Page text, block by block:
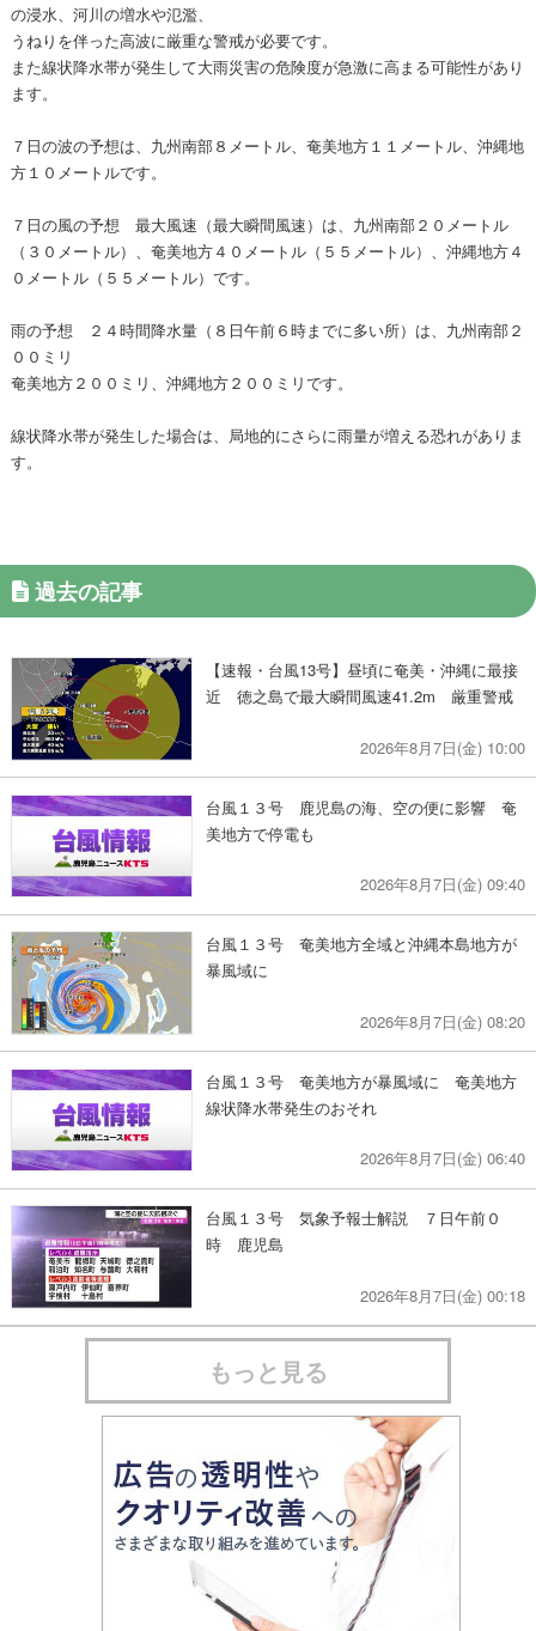
の浸水、河川の増水や氾濫、
うねりを伴った高波に厳重な警戒が必要です。
また線状降水帯が発生して大雨災害の危険度が急激に高まる可能性があり
ます。
７日の波の予想は、九州南部８メートル、奄美地方１１メートル、沖縄地
方１０メートルです。
７日の風の予想 最大風速（最大瞬間風速）は、九州南部２０メートル
（３０メートル）、奄美地方４０メートル（５５メートル）、沖縄地方４
０メートル（５５メートル）です。
雨の予想 ２４時間降水量（８日午前６時までに多い所）は、九州南部２
００ミリ
奄美地方２００ミリ、沖縄地方２００ミリです。
線状降水帯が発生した場合は、局地的にさらに雨量が増える恐れがありま
す。
過去の記事
【速報・台風13号】昼頃に奄美・沖縄に最接
近 徳之島で最大瞬間風速41.2m 厳重警戒
2026年8月7日(金) 10:00
台風１３号 鹿児島の海、空の便に影響 奄
美地方で停電も
2026年8月7日(金) 09:40
台風１３号 奄美地方全域と沖縄本島地方が
暴風域に
2026年8月7日(金) 08:20
台風１３号 奄美地方が暴風域に 奄美地方
線状降水帯発生のおそれ
2026年8月7日(金) 06:40
台風１３号 気象予報士解説 ７日午前０
時 鹿児島
2026年8月7日(金) 00:18
もっと見る